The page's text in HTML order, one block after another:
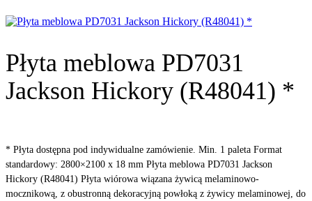
Płyta meblowa PD7031
Jackson Hickory (R48041) *
* Płyta dostępna pod indywidualne zamówienie. Min. 1 paleta Format
standardowy: 2800×2100 x 18 mm Płyta meblowa PD7031 Jackson
Hickory (R48041) Płyta wiórowa wiązana żywicą melaminowo-
mocznikową, z obustronną dekoracyjną powłoką z żywicy melaminowej, do